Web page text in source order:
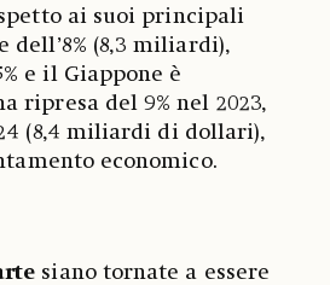
ai suoi principali
(8,3 miliardi),
e il Giappone è
ripresa del 9% nel 2023,
(8,4 miliardi di dollari),
economico.
siano tornate a essere